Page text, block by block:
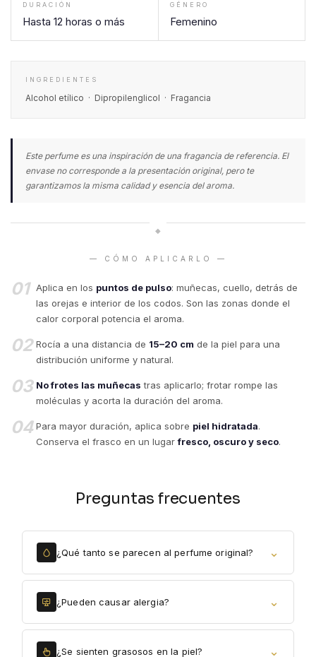
DURACIÓN
Hasta 12 horas o más
GÉNERO
Femenino
INGREDIENTES
Alcohol etílico · Dipropilenglicol · Fragancia
Este perfume es una inspiración de una fragancia de referencia. El
envase no corresponde a la presentación original, pero te
garantizamos la misma calidad y esencia del aroma.
◆
— CÓMO APLICARLO —
01 Aplica en los puntos de pulso: muñecas, cuello, detrás de
las orejas e interior de los codos. Son las zonas donde el
calor corporal potencia el aroma.
02 Rocía a una distancia de 15–20 cm de la piel para una
distribución uniforme y natural.
03 No frotes las muñecas tras aplicarlo; frotar rompe las
moléculas y acorta la duración del aroma.
04 Para mayor duración, aplica sobre piel hidratada.
Conserva el frasco en un lugarfresco, oscuro y seco.
Preguntas frecuentes
¿Qué tanto se parecen al perfume original? ⌄
¿Pueden causar alergia? ⌄
¿Se sienten grasosos en la piel? ⌄